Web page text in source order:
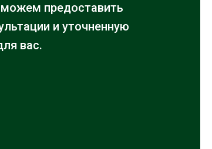
предоставить
и уточненную
вас.